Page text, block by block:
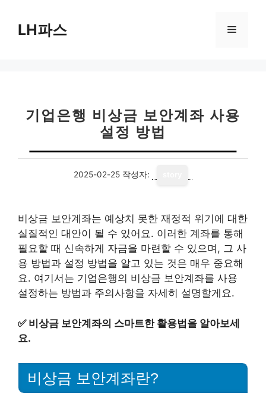
LH파스 메
기업은행 비상금 보안계좌 사용
설정 방법
2025-02-25 작성자:
비상금 보안계좌는 예상치 못한 재정적 위기에 대한
실질적인 대안이 될 수 있어요. 이러한 계좌를 통해
필요할 때 신속하게 자금을 마련할 수 있으며, 그 사
용 방법과 설정 방법을 알고 있는 것은 매우 중요해
요. 여기서는 기업은행의 비상금 보안계좌를 사용
설정하는 방법과 주의사항을 자세히 설명할게요.
✅ 비상금 보안계좌의 스마트한 활용법을 알아보세
요.
비상금 보안계좌란?